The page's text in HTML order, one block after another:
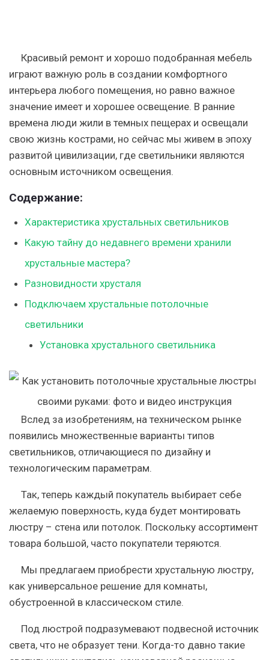
Красивый ремонт и хорошо подобранная мебель
играют важную роль в создании комфортного
интерьера любого помещения, но равно важное
значение имеет и хорошее освещение. В ранние
времена люди жили в темных пещерах и освещали
свою жизнь кострами, но сейчас мы живем в эпоху
развитой цивилизации, где светильники являются
основным источником освещения.
Содержание:
Характеристика хрустальных светильников
Какую тайну до недавнего времени хранили
хрустальные мастера?
Разновидности хрусталя
Подключаем хрустальные потолочные
светильники
Установка хрустального светильника
Вслед за изобретениям, на техническом рынке
появились множественные варианты типов
светильников, отличающиеся по дизайну и
технологическим параметрам.
Так, теперь каждый покупатель выбирает себе
желаемую поверхность, куда будет монтировать
люстру – стена или потолок. Поскольку ассортимент
товара большой, часто покупатели теряются.
Мы предлагаем приобрести хрустальную люстру,
как универсальное решение для комнаты,
обустроенной в классическом стиле.
Под люстрой подразумевают подвесной источник
света, что не образует тени. Когда-то давно такие